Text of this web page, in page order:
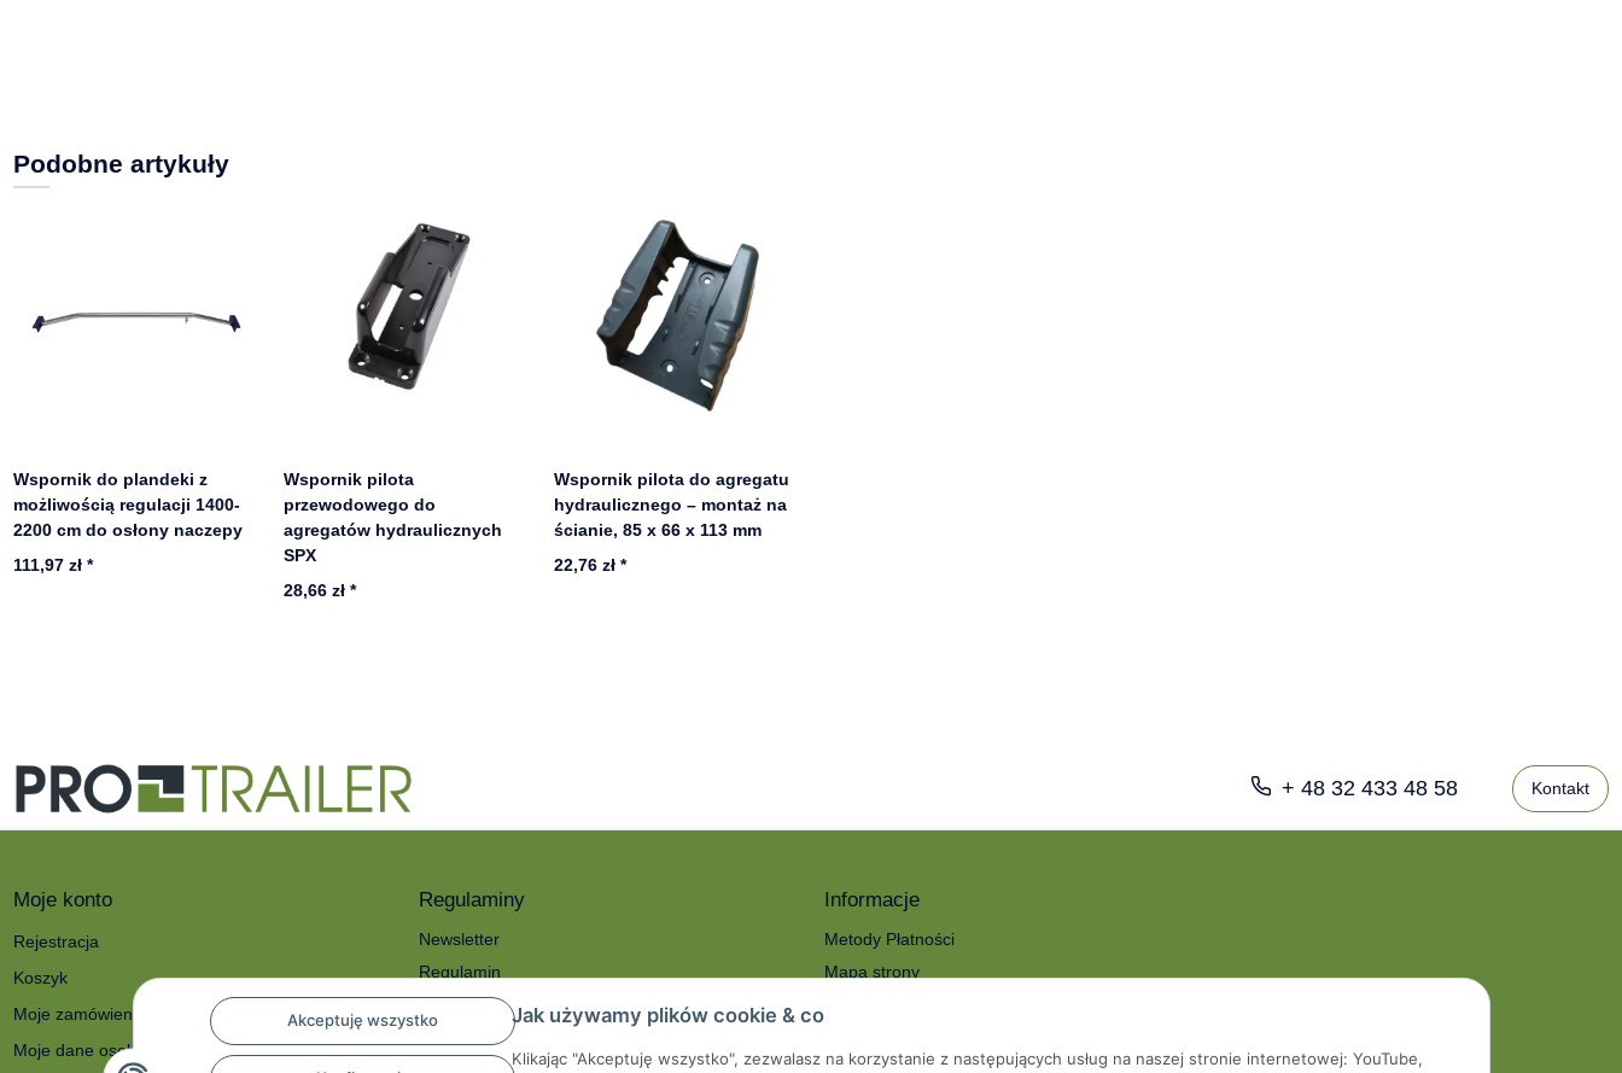
Akceptuję wszystko Jak używamy plików cookie & co
Klikając "Akceptuję wszystko", zezwalasz na korzystanie z następujących usług na naszej stronie internetowej: YouTube,
Podobne artykuły
Wspornik do plandeki z
możliwością regulacji 1400-
2200 cm do osłony naczepy
111,97 zł*
Wspornik pilota
przewodowego do
agregatów hydraulicznych
SPX
28,66 zł*
Wspornik pilota do agregatu
hydraulicznego – montaż na
ścianie, 85 x 66 x 113 mm
22,76 zł*
+ 48 32 433 48 58 Kontakt
Moje konto
Rejestracja
Koszyk
Moje zamówienia
Moje dane osobowe
Regulaminy
Newsletter
Regulamin
Polityka prywatności
Informacje
Metody Płatności
Mapa strony